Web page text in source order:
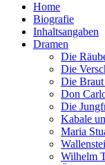
Home
Biografie
Inhaltsangaben
Dramen
Die
Die
Die
Don
Die
Kabale
Maria
Wilhelm